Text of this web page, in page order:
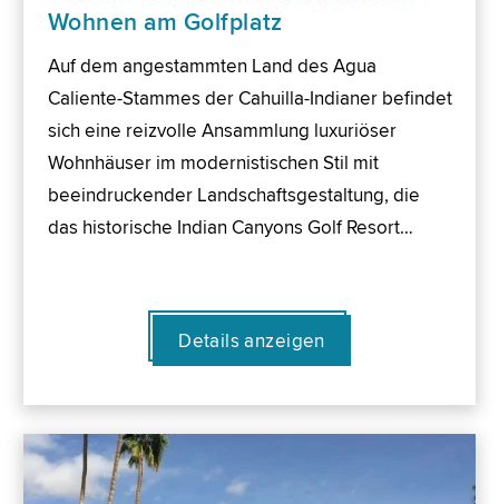
Wohnen am Golfplatz
Auf dem angestammten Land des Agua
Caliente-Stammes der Cahuilla-Indianer befindet
sich eine reizvolle Ansammlung luxuriöser
Wohnhäuser im modernistischen Stil mit
beeindruckender Landschaftsgestaltung, die
das historische Indian Canyons Golf Resort…
Details anzeigen